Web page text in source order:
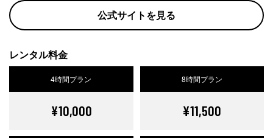
公式サイトを見る
レンタル料金
4時間プラン
¥10,000
8時間プラン
¥11,500